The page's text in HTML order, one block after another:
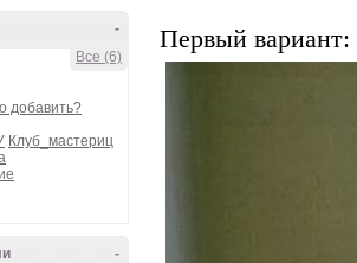
-
Все (6)
добавить?
Клуб_мастериц
-
Первый вариант: